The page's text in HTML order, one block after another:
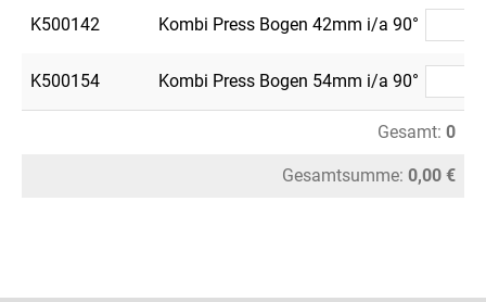
K500142 Kombi Press Bogen 42mm i/a 90°
K500154 Kombi Press Bogen 54mm i/a 90°
Gesamt: 0
Gesamtsumme: 0,00 €